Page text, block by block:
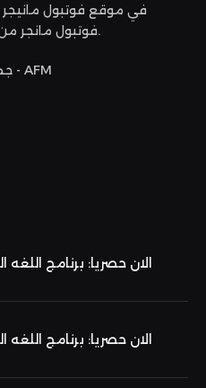
في موقع فوتبول
فوتبول مانجر من نصائح كروية وتكتيكات عصرية.
جميع الحقوق محفوظة © 2024 - AFM